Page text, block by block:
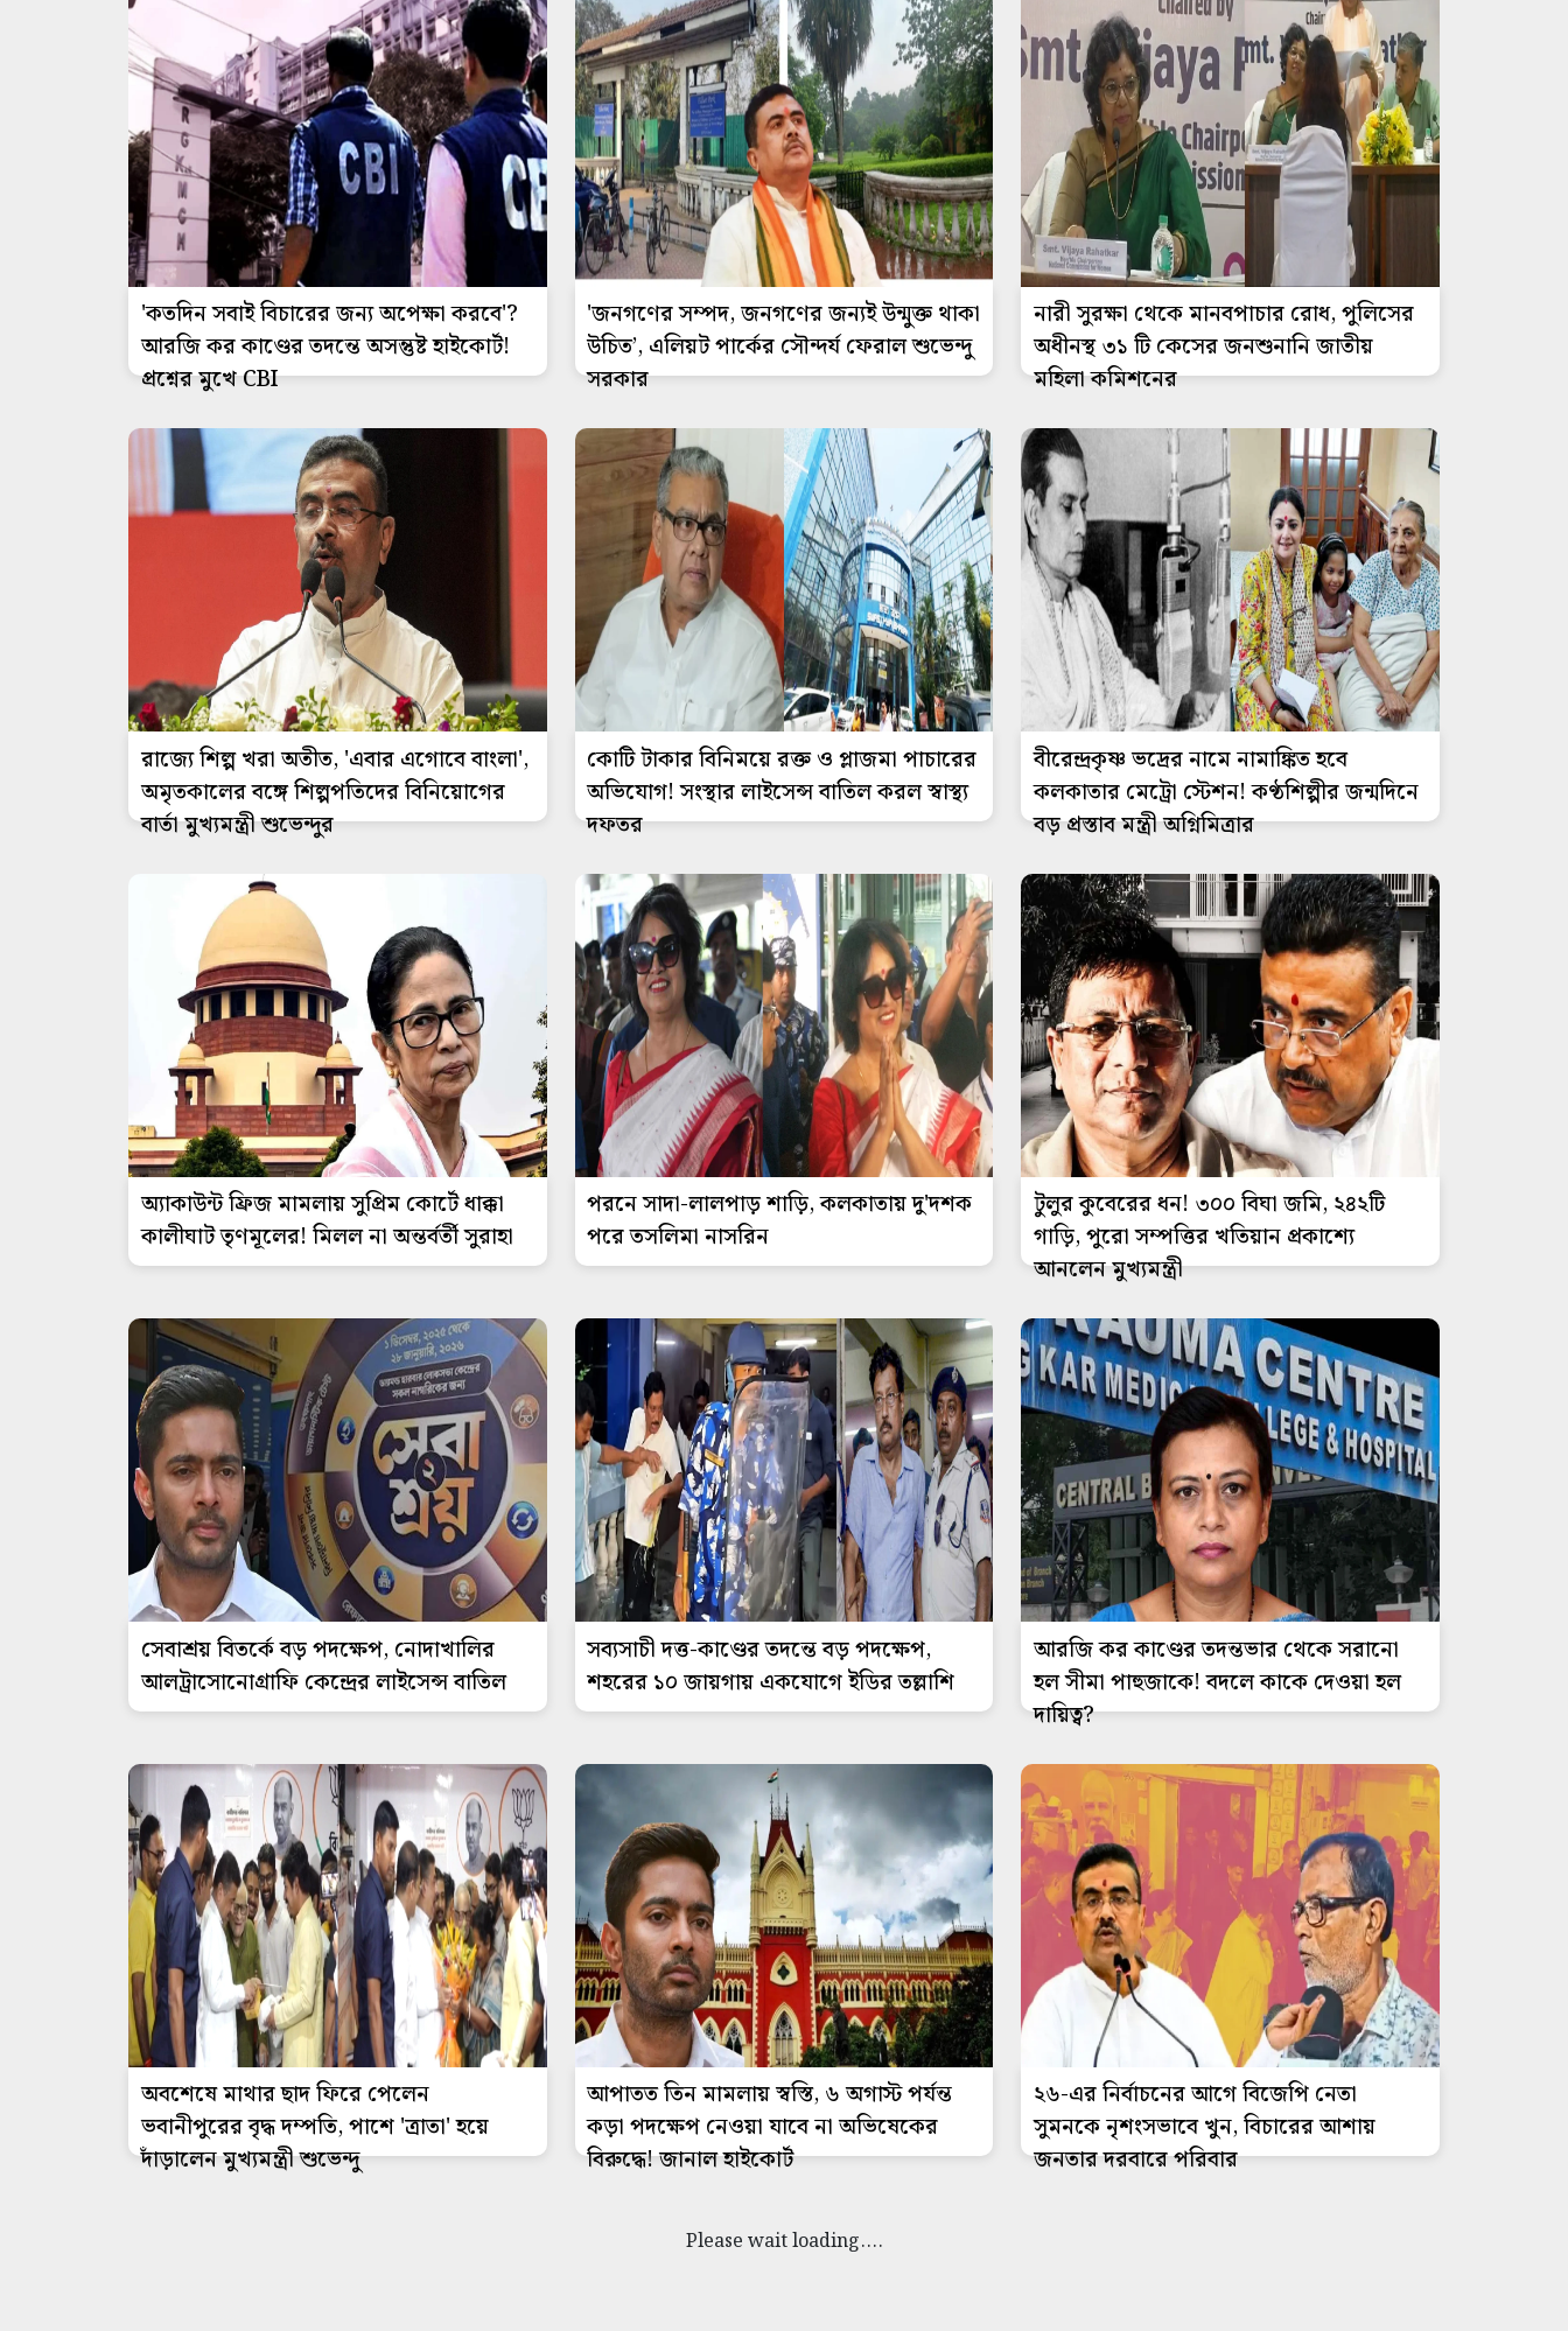
'কতদিন সবাই বিচারের জন্য অপেক্ষা করবে'?
আরজি কর কাণ্ডের তদন্তে অসন্তুষ্ট হাইকোর্ট!
প্রশ্নের মুখে CBI
'জনগণের সম্পদ, জনগণের জন্যই উন্মুক্ত থাকা
উচিত’, এলিয়ট পার্কের সৌন্দর্য ফেরাল শুভেন্দু
সরকার
নারী সুরক্ষা থেকে মানবপাচার রোধ, পুলিসের
অধীনস্থ ৩১ টি কেসের জনশুনানি জাতীয়
মহিলা কমিশনের
রাজ্যে শিল্প খরা অতীত, 'এবার এগোবে বাংলা',
অমৃতকালের বঙ্গে শিল্পপতিদের বিনিয়োগের
বার্তা মুখ্যমন্ত্রী শুভেন্দুর
কোটি টাকার বিনিময়ে রক্ত ও প্লাজমা পাচারের
অভিযোগ! সংস্থার লাইসেন্স বাতিল করল স্বাস্থ্য
দফতর
বীরেন্দ্রকৃষ্ণ ভদ্রের নামে নামাঙ্কিত হবে
কলকাতার মেট্রো স্টেশন! কণ্ঠশিল্পীর জন্মদিনে
বড় প্রস্তাব মন্ত্রী অগ্নিমিত্রার
অ্যাকাউন্ট ফ্রিজ মামলায় সুপ্রিম কোর্টে ধাক্কা
কালীঘাট তৃণমূলের! মিলল না অন্তর্বর্তী সুরাহা
পরনে সাদা-লালপাড় শাড়ি, কলকাতায় দু'দশক
পরে তসলিমা নাসরিন
টুলুর কুবেরের ধন! ৩০০ বিঘা জমি, ২৪২টি
গাড়ি, পুরো সম্পত্তির খতিয়ান প্রকাশ্যে
আনলেন মুখ্যমন্ত্রী
সেবাশ্রয় বিতর্কে বড় পদক্ষেপ, নোদাখালির
আলট্রাসোনোগ্রাফি কেন্দ্রের লাইসেন্স বাতিল
সব্যসাচী দত্ত-কাণ্ডের তদন্তে বড় পদক্ষেপ,
শহরের ১০ জায়গায় একযোগে ইডির তল্লাশি
আরজি কর কাণ্ডের তদন্তভার থেকে সরানো
হল সীমা পাহুজাকে! বদলে কাকে দেওয়া হল
দায়িত্ব?
অবশেষে মাথার ছাদ ফিরে পেলেন
ভবানীপুরের বৃদ্ধ দম্পতি, পাশে 'ত্রাতা' হয়ে
দাঁড়ালেন মুখ্যমন্ত্রী শুভেন্দু
আপাতত তিন মামলায় স্বস্তি, ৬ অগাস্ট পর্যন্ত
কড়া পদক্ষেপ নেওয়া যাবে না অভিষেকের
বিরুদ্ধে! জানাল হাইকোর্ট
২৬-এর নির্বাচনের আগে বিজেপি নেতা
সুমনকে নৃশংসভাবে খুন, বিচারের আশায়
জনতার দরবারে পরিবার
Please wait loading....